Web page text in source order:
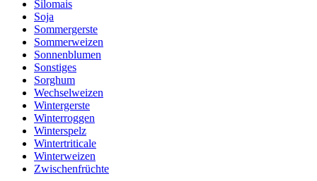
Silomais
Soja
Sommergerste
Sommerweizen
Sonnenblumen
Sonstiges
Sorghum
Wechselweizen
Wintergerste
Winterroggen
Winterspelz
Wintertriticale
Winterweizen
Zwischenfrüchte